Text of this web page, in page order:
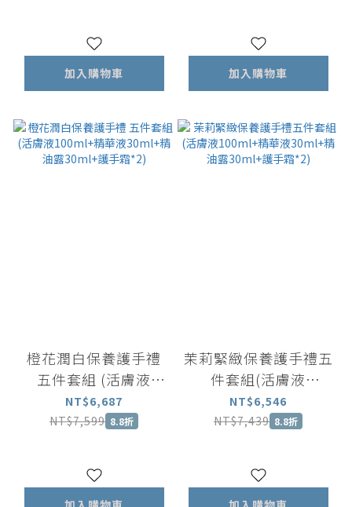
加入購物車 加入購物車
橙花潤白保養護手禮
五件套組 (活膚液
100ml+精華液
30ml+精油露30ml+護
NT$6,687
NT$7,599 8.8折
茉莉緊緻保養護手禮五
件套組(活膚液
100ml+精華液
30ml+精油露30ml+護
NT$6,546
NT$7,439 8.8折